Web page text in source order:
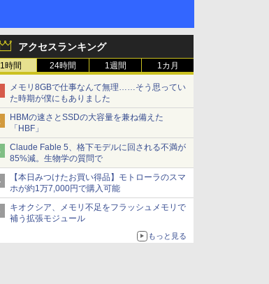
アクセスランキング
1時間 24時間 1週間 1カ月
メモリ8GBで仕事なんて無理……そう思ってい
た時期が僕にもありました
HBMの速さとSSDの大容量を兼ね備えた
「HBF」
Claude Fable 5、格下モデルに回される不満が
85%減。生物学の質問で
【本日みつけたお買い得品】モトローラのスマ
ホが約1万7,000円で購入可能
キオクシア、メモリ不足をフラッシュメモリで
補う拡張モジュール
もっと見る